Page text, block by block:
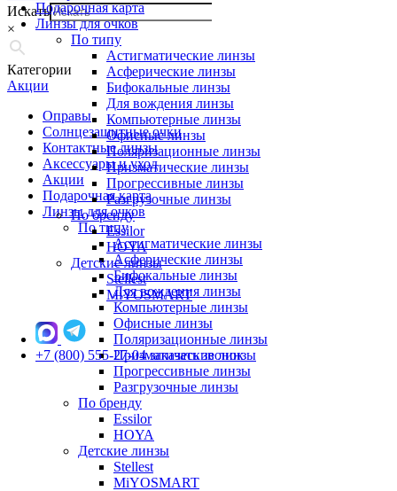
Искать
×
Категории
Акции
Оправы
Солнцезащитные очки
Контактные линзы
Аксессуары и уход
Акции
Подарочная карта
Линзы для очков
По типу
Астигматические линзы
Асферические линзы
Бифокальные линзы
Для вождения линзы
Компьютерные линзы
Офисные линзы
Поляризационные линзы
Призматические линзы
Прогрессивные линзы
Разгрузочные линзы
По бренду
Essilor
HOYA
Детские линзы
Stellest
MiYOSMART
Подарочная карта
Линзы для очков
По типу
Астигматические линзы
Асферические линзы
Бифокальные линзы
Для вождения линзы
Компьютерные линзы
Офисные линзы
Поляризационные линзы
Призматические линзы
Прогрессивные линзы
Разгрузочные линзы
По бренду
Essilor
HOYA
Детские линзы
Stellest
MiYOSMART
+7 (800) 555-27-04 заказать звонок